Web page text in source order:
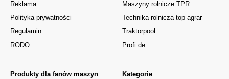
Reklama
Polityka prywatności
Regulamin
RODO
Kategorie
Produkty dla fanów maszyn
Maszyny rolnicze TPR
Technika rolnicza top agrar
Traktorpool
Profi.de